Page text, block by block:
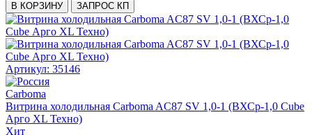
В КОРЗИНУ ЗАПРОС КП
Артикул: 35146
Carboma
Витрина холодильная Carboma AC87 SV 1,0-1 (ВХСр-1,0 Сube
Арго XL Техно)
Хит